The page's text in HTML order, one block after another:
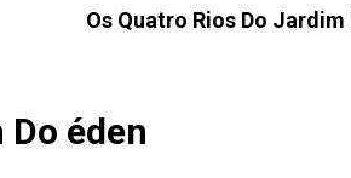
Os Quatro Rios Do Jardim
éden